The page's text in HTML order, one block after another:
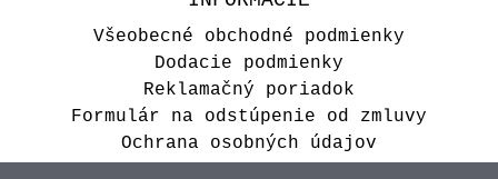
Všeobecné obchodné podmienky
Dodacie podmienky
Reklamačný poriadok
Formulár na odstúpenie od zmluvy
Ochrana osobných údajov